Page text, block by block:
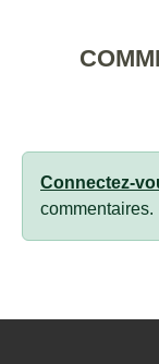
Connectez-
commentaires.